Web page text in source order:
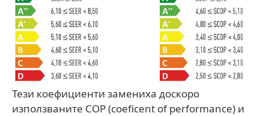
Тези коефициенти замениха доскоро
използваните COP (coeficent of performance) и